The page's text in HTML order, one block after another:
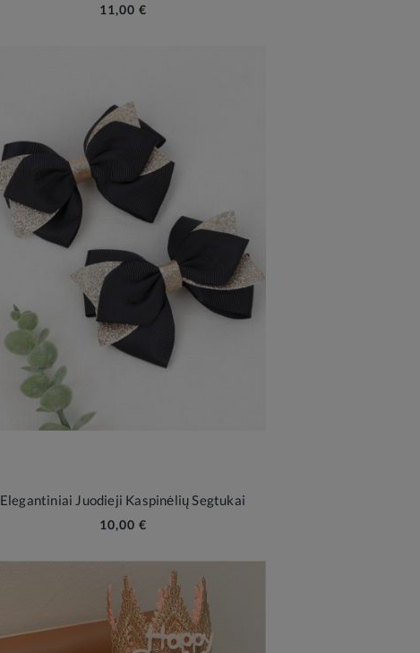
11,00 €
Elegantiniai Juodieji Kaspinėlių Segtukai
10,00 €